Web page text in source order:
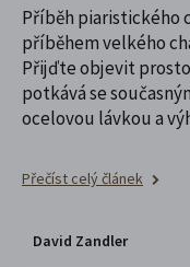
Příběh piaristického
příběhem velkého
Přijďte objevit
potkává se
ocelovou lávkou a
Přečíst celý článek
David Zandler